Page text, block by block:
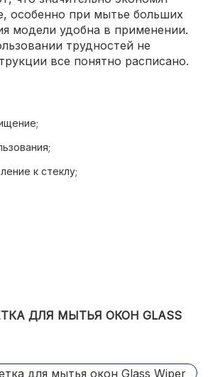
особенно при мытье больших
модели удобна в применении.
трудностей не
все понятно расписано.
к стеклу;
ДЛЯ МЫТЬЯ ОКОН GLASS